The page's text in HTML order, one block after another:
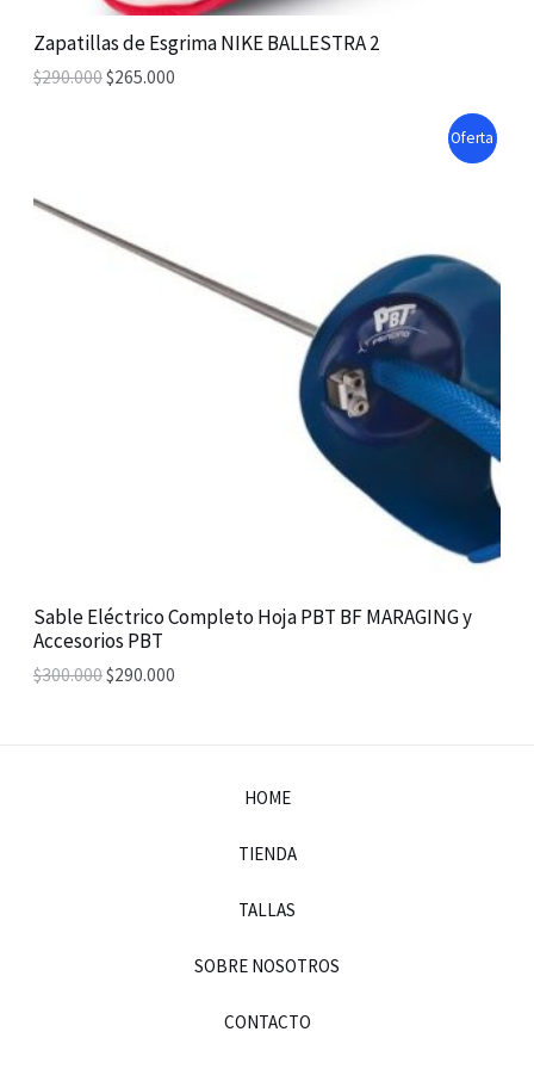
Zapatillas de Esgrima NIKE BALLESTRA 2
E
$290.000$265.000
Sable Eléctrico Completo Hoja PBT BF MARAGING y
Accesorios PBT
OfertaP
D
T
O
S
$300.000$290.000
HOME
TIENDA
TALLAS
SOBRE NOSOTROS
CONTACTO